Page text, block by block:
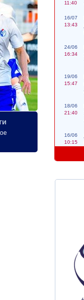
11:40
16/07
13:43
24/06
16:34
19/06
15:47
18/06
21:40
16/06
10:15